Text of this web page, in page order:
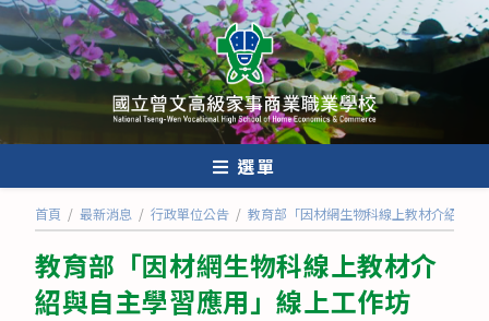
跳
轉
至
內
選單
首頁 / 最新消息 / 行政單位公告 / 教育部「因材網生物科線上教材介紹與
教育部「因材網生物科線上教材介
紹與自主學習應用」線上工作坊